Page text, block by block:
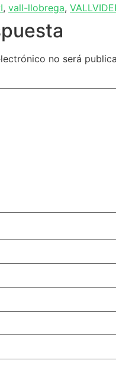
, vall-llobrega,
no será